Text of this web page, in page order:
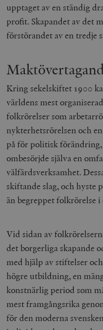
upptaget av en ständig
profit. Skapandet av det
förstörandet av en tredje
Kring sekelskiftet 1900
världens mest
folkrörelser som
nykterhetsrörelsen och
på för politisk förändring,
ombesörjde själva en
välfärdsverksamhet.
skiftande slag, och hyste
än begreppet folkrörelse
Vid sidan av
det borgerliga skapande
med hjälp av stiftelser
högre utbildning, en
konstnärlig period som
mest framgångsrika
för den moderna